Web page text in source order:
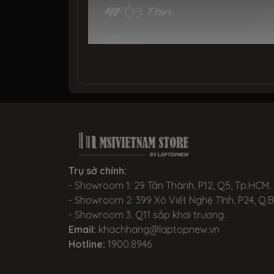
2.THIẾT KẾ ĐỘC ĐÁO VỚI THIẾT KẾ
MSI GF63 THIN 11UD
được thiết kế có
được ghép nối độc đáo, thiết kế mỏng
cạnh đó còn có thiết kế thông gió hình
Trụ sở chính:
- Showroom 1: 29 Tân Thành, P12, Q5, Tp.HCM.
- Showroom 2: 399 Xô Viết Nghệ Tĩnh, P24,
- Showroom 3: Q11 sắp khai trương.
Email: khachhang@laptopnew.vn
Hotline: 1900.8946